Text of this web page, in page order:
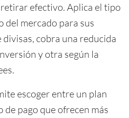
efectivo. Aplica el tipo
del mercado para sus
cobra una reducida
y otra según la
escoger entre un plan
pago que ofrecen más